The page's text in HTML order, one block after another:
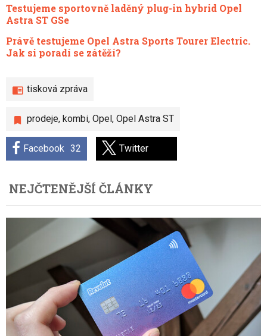
tisková zpráva
prodeje, kombi, Opel , Opel Astra ST
Facebook 32 Twitter
Testujeme sportovně laděný plug-in hybrid Opel
Astra ST GSe
Právě testujeme Opel Astra Sports Tourer Electric.
Jak si poradí se zátěží?
NEJČTENĚJŠÍ ČLÁNKY